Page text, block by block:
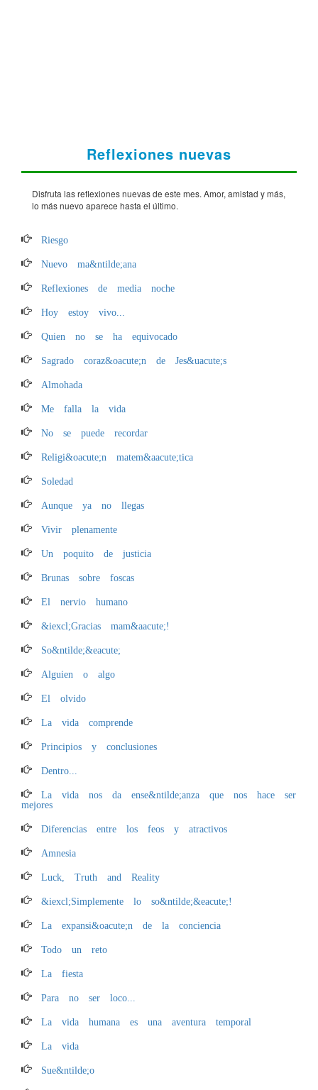
Reflexiones nuevas
Disfruta las reflexiones nuevas de este mes. Amor, amistad y más,
lo más nuevo aparece hasta el último.
Riesgo
Nuevo ma&ntilde;ana
Reflexiones de media noche
Hoy estoy vivo...
Quien no se ha equivocado
Sagrado coraz&oacute;n de Jes&uacute;s
Almohada
Me falla la vida
No se puede recordar
Religi&oacute;n matem&aacute;tica
Soledad
Aunque ya no llegas
Vivir plenamente
Un poquito de justicia
Brunas sobre foscas
El nervio humano
&iexcl;Gracias mam&aacute;!
So&ntilde;&eacute;
Alguien o algo
El olvido
La vida comprende
Principios y conclusiones
Dentro...
La vida nos da ense&ntilde;anza que nos hace ser
mejores
Diferencias entre los feos y atractivos
Amnesia
Luck, Truth and Reality
&iexcl;Simplemente lo so&ntilde;&eacute;!
La expansi&oacute;n de la conciencia
Todo un reto
La fiesta
Para no ser loco...
La vida humana es una aventura temporal
La vida
Sue&ntilde;o